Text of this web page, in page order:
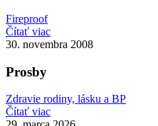
Fireproof
Čítať viac
30. novembra 2008
Prosby
Zdravie rodiny, lásku a BP
Čítať viac